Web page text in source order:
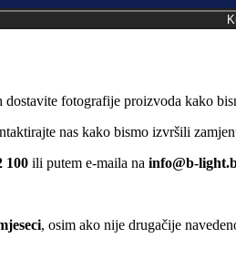
fotografije proizvoda kako
nas kako bismo izvršili
100 ili putem e-maila na info@b-
, osim ako nije drugačije